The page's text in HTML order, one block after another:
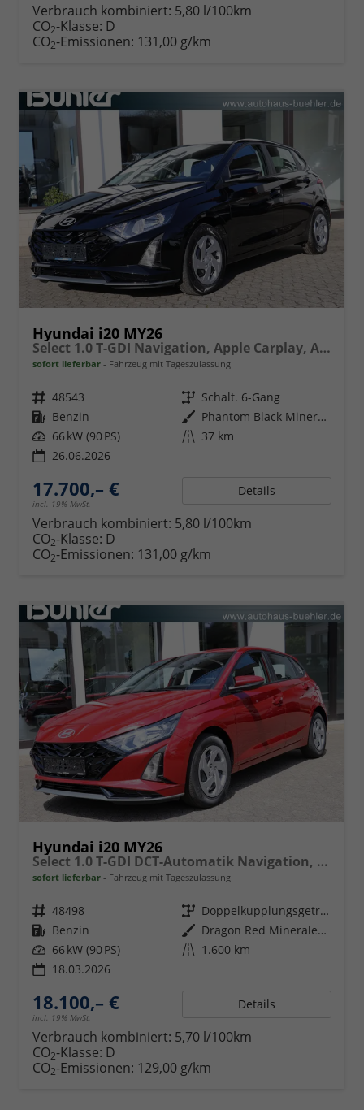
Verbrauch kombiniert: 5,80 l/100km
CO2-Klasse: D
CO2-Emissionen: 131,00 g/km
Hyundai i20 MY26
Select 1.0 T-GDI Navigation, Apple Carplay, Android Auto
sofort lieferbar Fahrzeug mit Tageszulassung
Fahrzeugnr. 48543 Getriebe Schalt. 6-Gang
Kraftstoff Benzin Außenfarbe
Phantom Black Mineraleffekt
Leistung 66 kW (90 PS) Kilometerstand 37 km
26.06.2026
17.700,– €
incl. 19% MwSt.
Details
Verbrauch kombiniert: 5,80 l/100km
CO2-Klasse: D
CO2-Emissionen: 131,00 g/km
Hyundai i20 MY26
Select 1.0 T-GDI DCT-Automatik Navigation, Android Auto, Apple Carplay
sofort lieferbar Fahrzeug mit Tageszulassung
Fahrzeugnr. 48498 Getriebe
Doppelkupplungsgetriebe (DSG)
Kraftstoff Benzin Außenfarbe
Dragon Red Mineraleffekt
Leistung 66 kW (90 PS) Kilometerstand 1.600 km
18.03.2026
18.100,– €
incl. 19% MwSt.
Details
Verbrauch kombiniert: 5,70 l/100km
CO2-Klasse: D
CO2-Emissionen: 129,00 g/km